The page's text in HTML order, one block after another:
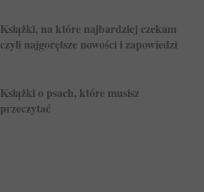
Książki, na które najbardziej czekam
czyli najgorętsze nowości i zapowiedzi
Książki o psach, które musisz
przeczytać